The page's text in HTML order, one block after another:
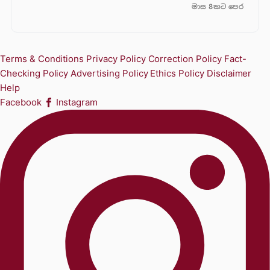
මාස 8කට පෙර
Terms & Conditions Privacy Policy Correction Policy Fact-
Checking Policy Advertising Policy Ethics Policy Disclaimer
Help
Facebook
Instagram